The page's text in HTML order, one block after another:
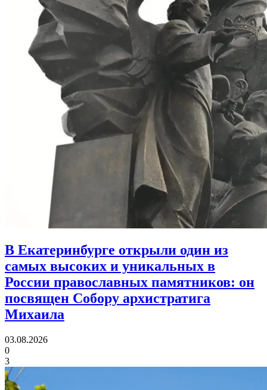
В Екатеринбурге открыли один из
самых высоких и уникальных в
России православных памятников: он
посвящен Собору архистратига
Михаила
03.08.2026
0
3